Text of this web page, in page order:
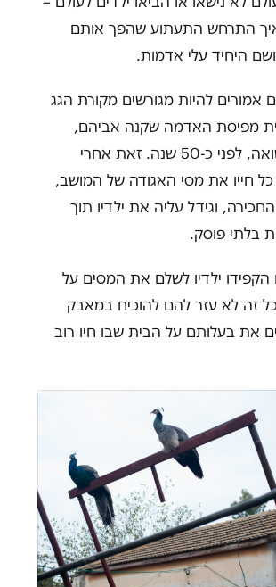
איך התרחש התעתוע שהפך אותם
היחיד עלי אדמות.
להיות מגורשים מקורת הגג
מפיסת האדמה שקנה אביהם,
פרטיזן ניצול שואה, לפני כ-50 שנה. זאת אחרי
חייו את מסי האגודה של המושב,
וגידל עליה את ילדיו תוך
בלתי פוסק.
הקפידו ילדיו לשלם את המסים על
זה לא עזר להם להוכיח במאבק
את בעלותם על הבית שבו חיו רוב